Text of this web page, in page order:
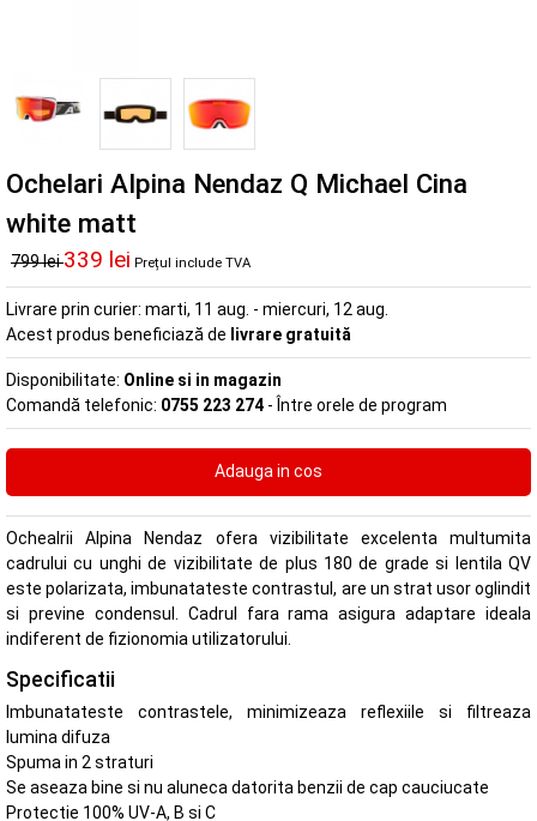
Ochelari Alpina Nendaz Q Michael Cina
white matt
799 lei339 lei Prețul include TVA
Livrare prin curier: marti, 11 aug. - miercuri, 12 aug.
Acest produs beneficiază de livrare gratuită
Disponibilitate: Online si in magazin
Comandă telefonic: 0755 223 274 - Între orele de program
Ochealrii Alpina Nendaz ofera vizibilitate excelenta multumita
cadrului cu unghi de vizibilitate de plus 180 de grade si lentila QV
este polarizata, imbunatateste contrastul, are un strat usor oglindit
si previne condensul. Cadrul fara rama asigura adaptare ideala
indiferent de fizionomia utilizatorului.
Specificatii
Imbunatateste contrastele, minimizeaza reflexiile si filtreaza
lumina difuza
Spuma in 2 straturi
Se aseaza bine si nu aluneca datorita benzii de cap cauciucate
Protectie 100% UV-A, B si C